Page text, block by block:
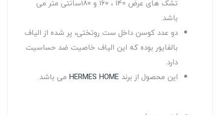
تشک های عرض 140 ، 160 و 180سانتی متر می
باشد.
دو عدد کوسن داخل ست روتختی، پر شده از الیاف
بالفایور بوده که این الیاف خاصیت ضد حساسیت
دارد.
این محصول از برند HERMES HOME می باشد.